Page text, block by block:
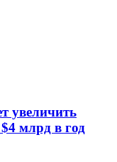
увеличить
млрд в год